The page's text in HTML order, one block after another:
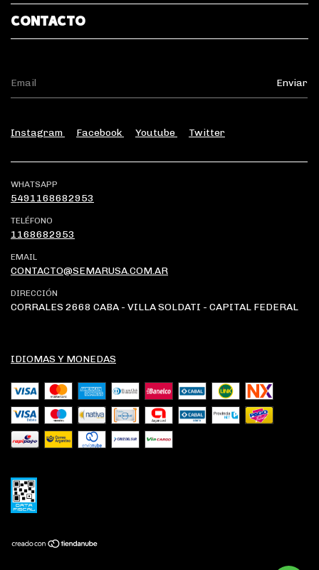
CONTACTO
Instagram Facebook Youtube Twitter
WHATSAPP
5491168682953
TELÉFONO
1168682953
EMAIL
CONTACTO@SEMARUSA.COM.AR
DIRECCIÓN
CORRALES 2668 CABA - VILLA SOLDATI - CAPITAL FEDERAL
IDIOMAS Y MONEDAS